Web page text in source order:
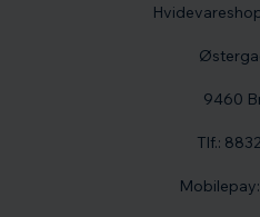
9460
Tlf.: